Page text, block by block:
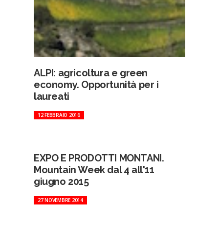
ALPI: agricoltura e green
economy. Opportunità per i
laureati
12 FEBBRAIO 2016
EXPO E PRODOTTI MONTANI.
Mountain Week dal 4 all'11
giugno 2015
27 NOVEMBRE 2014